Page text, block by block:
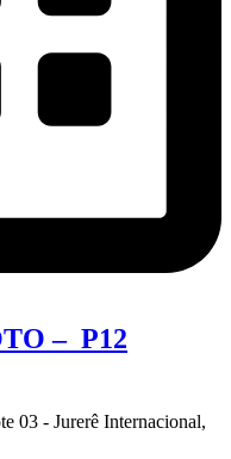
– P12
03 - Jurerê Internacional,